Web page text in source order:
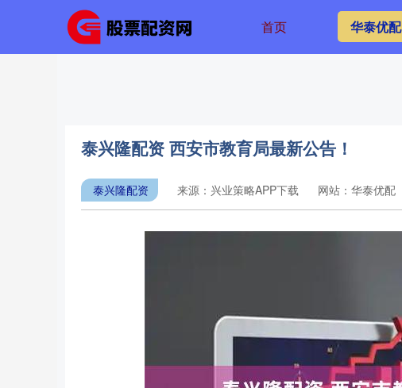
首页 华泰优配
泰兴隆配资 西安市教育局最新公告！
泰兴隆配资 来源：兴业策略APP下载 网站：华泰优配